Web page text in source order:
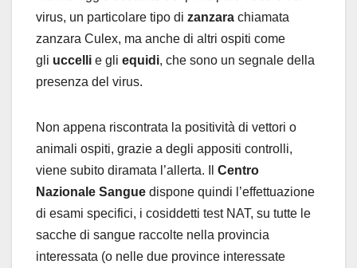
virus, un particolare tipo di zanzara chiamata
zanzara Culex, ma anche di altri ospiti come
gli uccelli e gli equidi, che sono un segnale della
presenza del virus.
Non appena riscontrata la positività di vettori o
animali ospiti, grazie a degli appositi controlli,
viene subito diramata l’allerta. Il Centro
Nazionale Sangue dispone quindi l’effettuazione
di esami specifici, i cosiddetti test NAT, su tutte le
sacche di sangue raccolte nella provincia
interessata (o nelle due province interessate